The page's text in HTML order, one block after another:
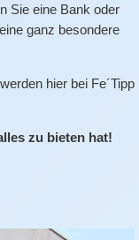
Sie eine Bank oder
ganz besondere
hier bei Fe´Tipp
zu bieten hat!